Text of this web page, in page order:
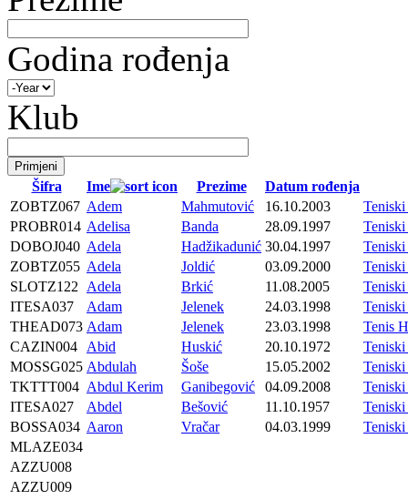
Godina rođenja
Klub
Šifra Ime Prezime
Datum rođenja
ZOBTZ067 Adem Mahmutović 16.10.2003
PROBR014 Adelisa Banda 28.09.1997
DOBOJ040 Adela Hadžikadunić 30.04.1997
ZOBTZ055 Adela Joldić 03.09.2000
SLOTZ122
Adela Brkić 11.08.2005
ITESA037
Adam Jelenek 24.03.1998
THEAD073 Adam Jelenek 23.03.1998
Tenis
CAZIN004
Abid Huskić 20.10.1972
MOSSG025 Abdulah Šoše 15.05.2002
TKTTT004 Abdul Kerim Ganibegović 04.09.2008
ITESA027
Abdel Bešović 11.10.1957
BOSSA034 Aaron Vračar 04.03.1999
MLAZE034
AZZU008
AZZU009